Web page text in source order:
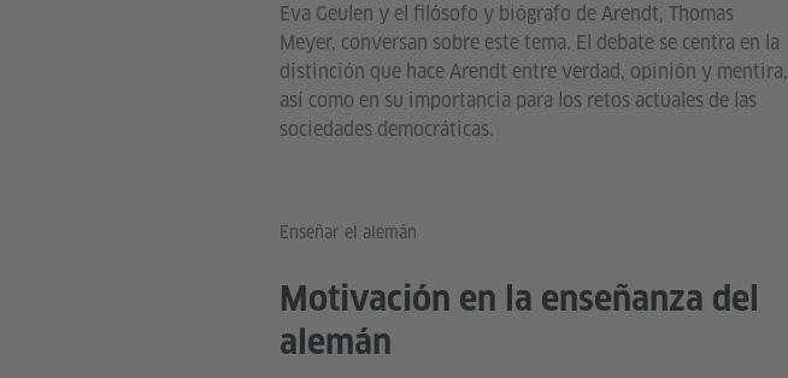
Eva Geulen y el filósofo y biógrafo de Arendt, Thomas
Meyer, conversan sobre este tema. El debate se centra en la
distinción que hace Arendt entre verdad, opinión y mentira,
así como en su importancia para los retos actuales de las
sociedades democráticas.
Enseñar el alemán
Motivación en la enseñanza del
alemán